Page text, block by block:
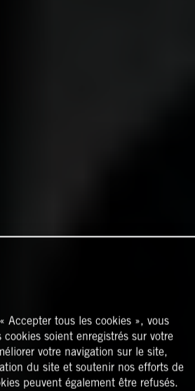
Accepter tous les cookies », vous
soient enregistrés sur votre
votre navigation sur le site,
du site et soutenir nos efforts de
peuvent également être refusés.